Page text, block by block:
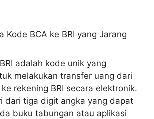
adalah kode unik yang
melakukan transfer uang dari
rekening BRI secara elektronik.
dari tiga digit angka yang dapat
buku tabungan atau aplikasi